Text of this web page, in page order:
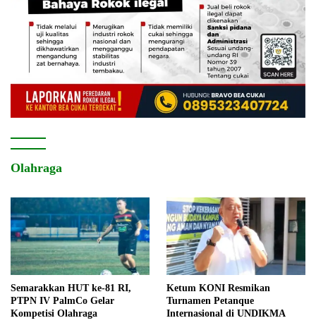
Olahraga
Semarakkan HUT ke-81 RI,
PTPN IV PalmCo Gelar
Kompetisi Olahraga
Ketum KONI Resmikan
Turnamen Petanque
Internasional di UNDIKMA